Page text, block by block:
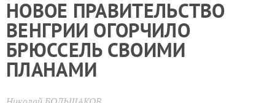
навигации
НОВОЕ ПРАВИТЕЛЬСТВО
ВЕНГРИИ ОГОРЧИЛО
БРЮССЕЛЬ СВОИМИ
ПЛАНАМИ